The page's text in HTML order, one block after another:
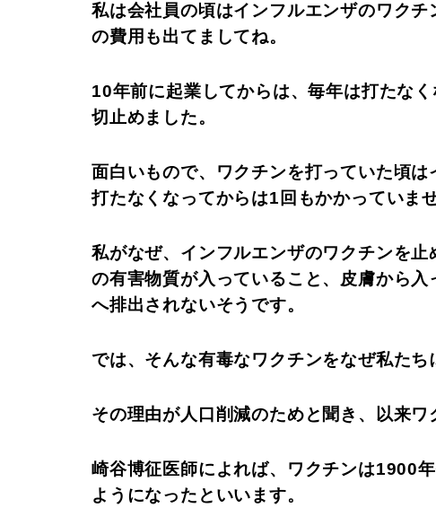
私は会社員の頃はインフルエンザのワク
の費用も出てましてね。
10年前に起業してからは、毎年は打たな
切止めました。
面白いもので、ワクチンを打っていた頃は
打たなくなってからは1回もかかっていませ
私がなぜ、インフルエンザのワクチンを
の有害物質が入っていること、皮膚から
へ排出されないそうです。
では、そんな有毒なワクチンをなぜ私たち
その理由が人口削減のためと聞き、以来ワ
崎谷博征医師によれば、ワクチンは1900
ようになったといいます。